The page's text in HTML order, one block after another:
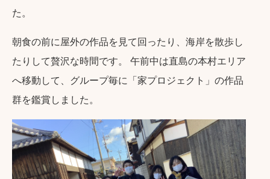
た。
朝食の前に屋外の作品を見て回ったり、海岸を散歩し
たりして贅沢な時間です。 午前中は直島の本村エリア
へ移動して、グループ毎に「家プロジェクト」の作品
群を鑑賞しました。